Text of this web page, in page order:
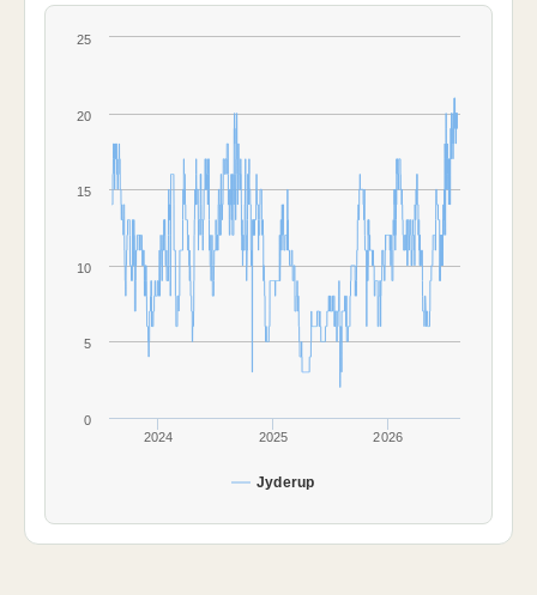
Jyderup
2024 2025 2026
0
5
10
15
20
25